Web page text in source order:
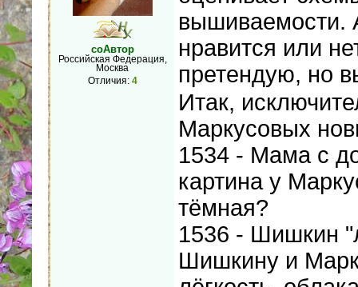
соАвтор
Российская Федерация,
Москва
Отличия: 4
вышиваемости.
нравится или
претендую, но
Итак,
Маркусовых
1534 - Мама с
картина у
тёмная?
1536 - Шишкин
Шишкину и